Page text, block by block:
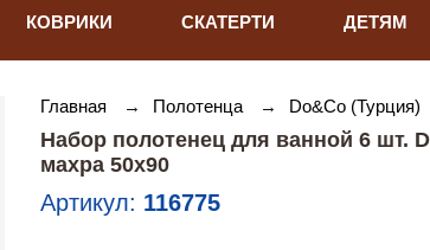
КОВРИКИ СКАТЕРТИ ДЕТЯМ
Главная → Полотенца → Do&Co (Турция)
Набор полотенец для ванной 6 шт.
махра 50х90
Артикул: 116775